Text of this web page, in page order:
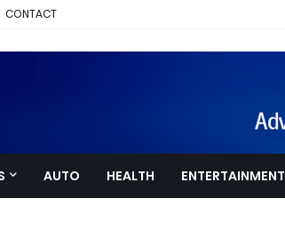
CONTACT
AUTO HEALTH ENTERTAINMENT